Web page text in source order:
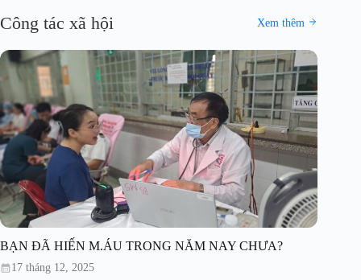
Công tác xã hội Xem thêm
BẠN ĐÃ HIẾN M.ÁU TRONG NĂM NAY CHƯA?
17 tháng 12, 2025